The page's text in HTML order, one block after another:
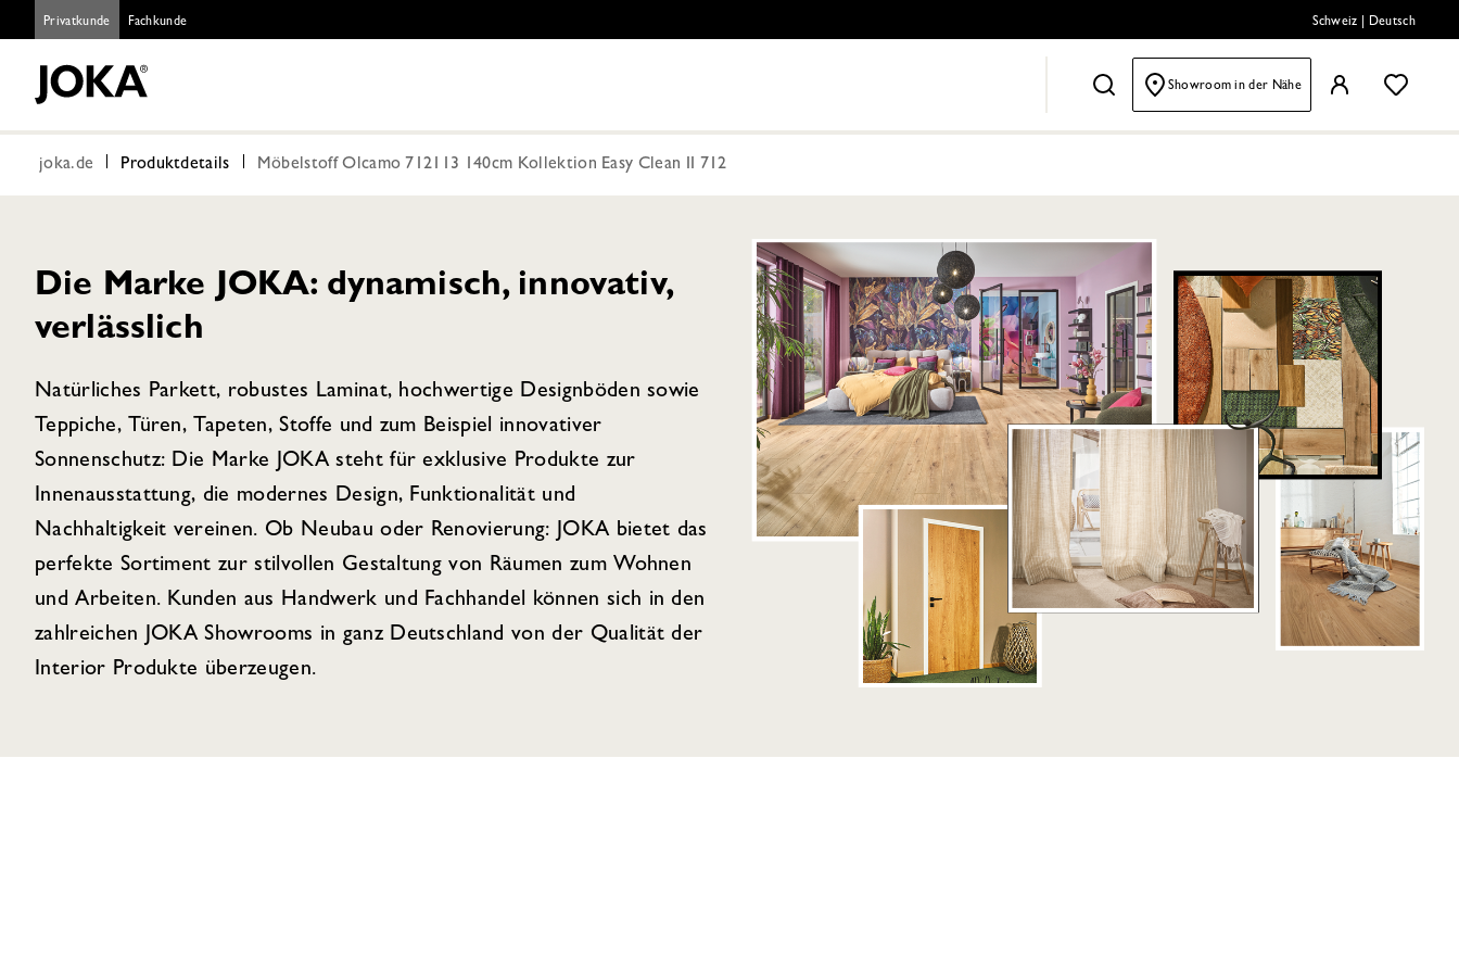
Privatkunde Fachkunde Schweiz Deutsch
Showroom in der Nähe
joka.de Produktdetails Möbelstoff Olcamo 712113 140cm Kollektion Easy Clean II 712
Die Marke JOKA: dynamisch, innovativ,
verlässlich
Natürliches Parkett, robustes Laminat, hochwertige Designböden sowie
Teppiche, Türen, Tapeten, Stoffe und zum Beispiel innovativer
Sonnenschutz: Die Marke JOKA steht für exklusive Produkte zur
Innenausstattung, die modernes Design, Funktionalität und
Nachhaltigkeit vereinen. Ob Neubau oder Renovierung: JOKA bietet das
perfekte Sortiment zur stilvollen Gestaltung von Räumen zum Wohnen
und Arbeiten. Kunden aus Handwerk und Fachhandel können sich in den
zahlreichen JOKA Showrooms in ganz Deutschland von der Qualität der
Interior Produkte überzeugen.